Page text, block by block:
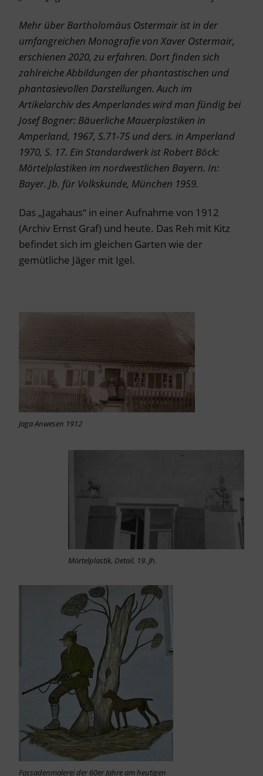
Mehr über Bartholomäus Ostermair ist in der
umfangreichen Monografie von Xaver Ostermair,
erschienen 2020, zu erfahren. Dort finden sich
zahlreiche Abbildungen der phantastischen und
phantasievollen Darstellungen. Auch im
Artikelarchiv des Amperlandes wird man fündig bei
Josef Bogner: Bäuerliche Mauerplastiken in
Amperland, 1967, S.71-75 und ders. in Amperland
1970, S. 17. Ein Standardwerk ist Robert Böck:
Mörtelplastiken im nordwestlichen Bayern. In:
Bayer. Jb. für Volkskunde, München 1959.
Das „Jagahaus“ in einer Aufnahme von 1912
(Archiv Ernst Graf) und heute. Das Reh mit Kitz
befindet sich im gleichen Garten wie der
gemütliche Jäger mit Igel.
Jaga Anwesen 1912
Mörtelplastik, Detail, 19. Jh.
Fassadenmalerei der 60er Jahre am heutigen